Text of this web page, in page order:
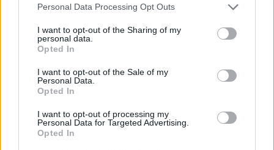
Personal Data Processing Opt Outs
I want to opt-out of the Sharing of my
personal data.
Opted In
I want to opt-out of the Sale of my
Personal Data.
Opted In
I want to opt-out of processing my
Personal Data for Targeted Advertising.
Opted In
Animal coberto de penas que põe ovos
V
E
Extensão de grande parte de arquivos de instalação
X
E